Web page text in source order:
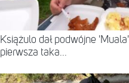
Książulo dał podwójne
pierwsza taka...